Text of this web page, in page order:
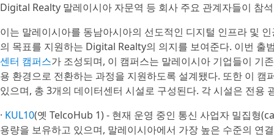
Digital Realty 말레이시아 자문역 등 회사 주요 관계자들이 참
이는 말레이시아를 동남아시아의 선도적인 디지털 인프라 및
의 목표를 지원하는 Digital Realty의 의지를 보여준다. 이번
센터 캠퍼스가 조성되며, 이 캠퍼스는 말레이시아 기업들이 기
용 환경으로 전환하는 과정을 지원하도록 설계됐다. 또한 이
있으며, 총 3개의 데이터센터 시설로 구성된다. 각 시설은 전용
· KUL10(옛 TelcoHub 1) - 현재 운영 중인 통신 사업자 밀집형
용량을 보유하고 있으며, 말레이시아에서 가장 높은 수준의 연